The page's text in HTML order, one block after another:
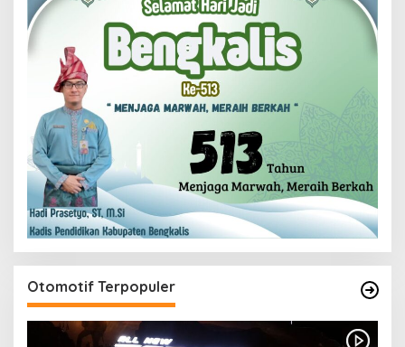
Otomotif Terpopuler